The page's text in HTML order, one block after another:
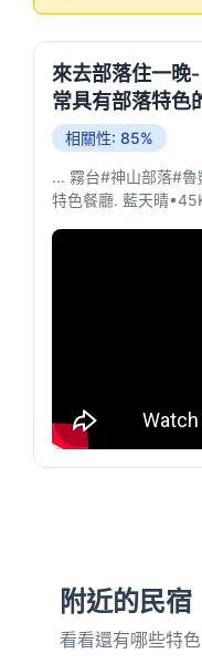
來去部落住一晚
常具有部落特色
相關性: 85%
... 霧台#神山部落#
特色餐廳. 藍天晴
附近的民宿
看看還有哪些特